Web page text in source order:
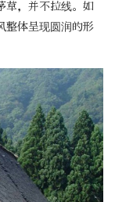
草，并不拉线。如
整体呈现圆润的形